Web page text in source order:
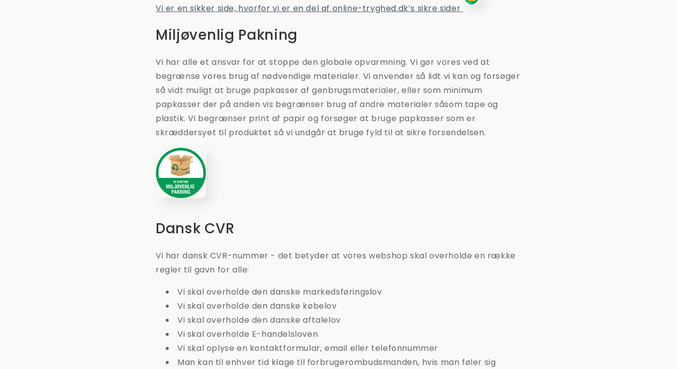
Vi er en sikker side, hvorfor vi er en del af online-tryghed.dk’s sikre sider
Miljøvenlig Pakning
Vi har alle et ansvar for at stoppe den globale opvarmning. Vi gør vores ved at
begrænse vores brug af nødvendige materialer. Vi anvender så lidt vi kan og forsøger
så vidt muligt at bruge papkasser af genbrugsmaterialer, eller som minimum
papkasser der på anden vis begrænser brug af andre materialer såsom tape og
plastik. Vi begrænser print af papir og forsøger at bruge papkasser som er
skræddersyet til produktet så vi undgår at bruge fyld til at sikre forsendelsen.
Dansk CVR
Vi har dansk CVR-nummer - det betyder at vores webshop skal overholde en række
regler til gavn for alle:
Vi skal overholde den danske markedsføringslov
Vi skal overholde den danske købelov
Vi skal overholde den danske aftalelov
Vi skal overholde E-handelsloven
Vi skal oplyse en kontaktformular, email eller telefonnummer
Man kan til enhver tid klage til forbrugerombudsmanden, hvis man føler sig